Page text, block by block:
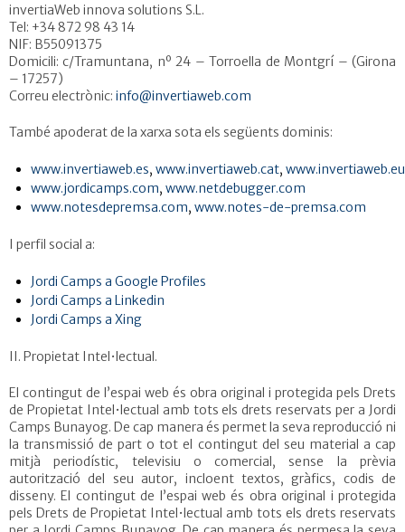
invertiaWeb innova solutions S.L.
Tel: +34 872 98 43 14
NIF: B55091375
Domicili: c/Tramuntana, nº 24 – Torroella de Montgrí – (Girona
– 17257)
Correu electrònic: info@invertiaweb.com
També apoderat de la xarxa sota els següents dominis:
www.invertiaweb.es, www.invertiaweb.cat, www.invertiaweb.eu
www.jordicamps.com, www.netdebugger.com
www.notesdepremsa.com, www.notes-de-premsa.com
I perfil social a:
Jordi Camps a Google Profiles
Jordi Camps a Linkedin
Jordi Camps a Xing
II. Propietat Intel•lectual.
El contingut de l’espai web és obra original i protegida pels Drets
de Propietat Intel•lectual amb tots els drets reservats per a Jordi
Camps Bunayog. De cap manera és permet la seva reproducció ni
la transmissió de part o tot el contingut del seu material a cap
mitjà periodístic, televisiu o comercial, sense la prèvia
autorització del seu autor, incloent textos, gràfics, codis de
disseny. El contingut de l’espai web és obra original i protegida
pels Drets de Propietat Intel•lectual amb tots els drets reservats